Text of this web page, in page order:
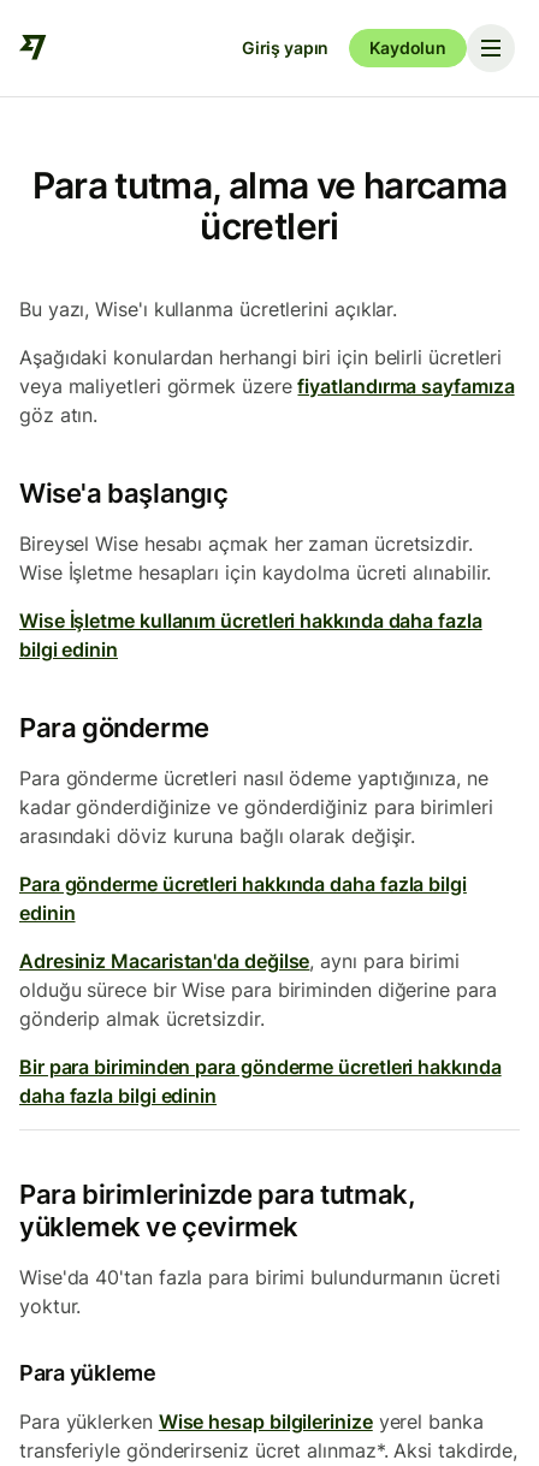
Giriş yapın Kaydolun
Para tutma, alma ve harcama
ücretleri
Bu yazı, Wise'ı kullanma ücretlerini açıklar.
Aşağıdaki konulardan herhangi biri için belirli ücretleri
veya maliyetleri görmek üzerefiyatlandırma sayfamıza
göz atın.
Wise'a başlangıç
Bireysel Wise hesabı açmak her zaman ücretsizdir.
Wise İşletme hesapları için kaydolma ücreti alınabilir.
Wise İşletme kullanım ücretleri hakkında daha fazla
bilgi edinin
Para gönderme
Para gönderme ücretleri nasıl ödeme yaptığınıza, ne
kadar gönderdiğinize ve gönderdiğiniz para birimleri
arasındaki döviz kuruna bağlı olarak değişir.
Para gönderme ücretleri hakkında daha fazla bilgi
edinin
Adresiniz Macaristan'da değilse, aynı para birimi
olduğu sürece bir Wise para biriminden diğerine para
gönderip almak ücretsizdir.
Bir para biriminden para gönderme ücretleri hakkında
daha fazla bilgi edinin
Para birimlerinizde para tutmak,
yüklemek ve çevirmek
Wise'da 40'tan fazla para birimi bulundurmanın ücreti
yoktur.
Para yükleme
Para yüklerken Wise hesap bilgilerinizeyerel banka
transferiyle gönderirseniz ücret alınmaz*. Aksi takdirde,